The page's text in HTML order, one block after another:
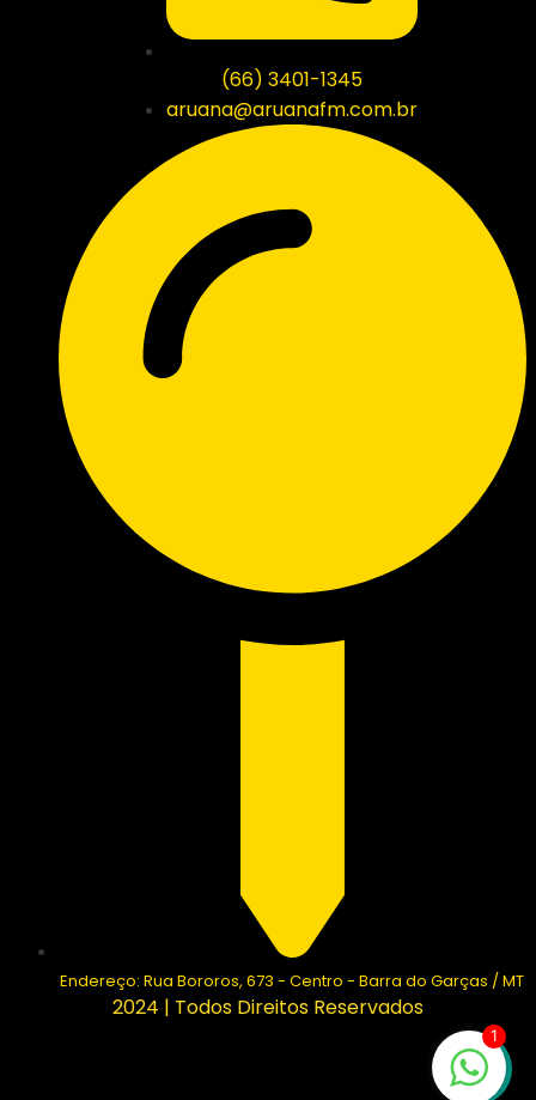
(66) 3401-1345
aruana@aruanafm.com.br
Endereço: Rua Bororos, 673 - Centro - Barra do Garças / MT
2024 | Todos Direitos Reservados
1